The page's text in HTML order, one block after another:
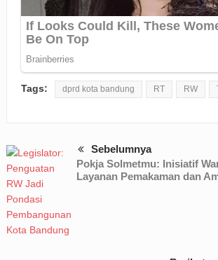
Tags: dprd kota bandung RT RW
Sebelumnya
Pokja Solmetmu: Inisiatif
Layanan Pemakaman dan